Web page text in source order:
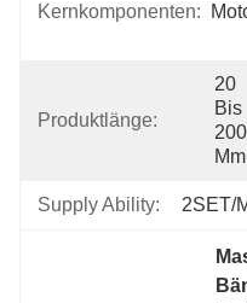
Kernkomponenten:
Produktlänge:
20
Bis
200
Mm
Supply Ability: 2SET/